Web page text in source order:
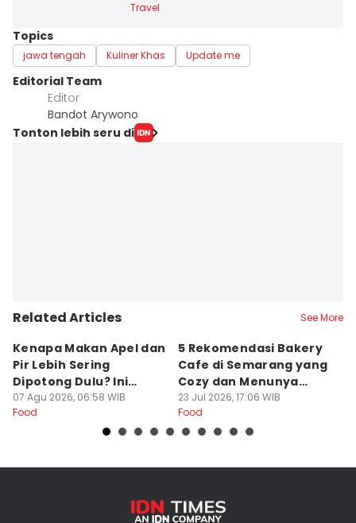
Travel
Topics
jawa tengah Kuliner Khas Update me
Editorial Team
Editor
Bandot Arywono
Tonton lebih seru di
Related Articles See More
Kenapa Makan Apel dan
Pir Lebih Sering
Dipotong Dulu? Ini
Alasannya
07 Agu 2026, 06:58 WIB
Food
5 Rekomendasi Bakery
Cafe di Semarang yang
Cozy dan Menunya
Yummy
23 Jul 2026, 17:06 WIB
Food